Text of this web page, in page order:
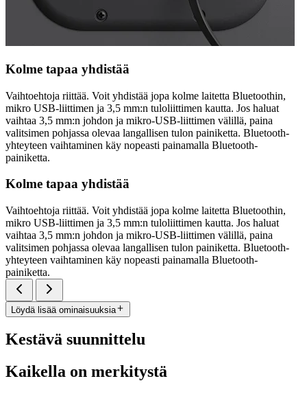
Kolme tapaa yhdistää
Vaihtoehtoja riittää. Voit yhdistää jopa kolme laitetta Bluetoothin,
mikro USB-liittimen ja 3,5 mm:n tuloliittimen kautta. Jos haluat
vaihtaa 3,5 mm:n johdon ja mikro-USB-liittimen välillä, paina
valitsimen pohjassa olevaa langallisen tulon painiketta. Bluetooth-
yhteyteen vaihtaminen käy nopeasti painamalla Bluetooth-
painiketta.
Kolme tapaa yhdistää
Vaihtoehtoja riittää. Voit yhdistää jopa kolme laitetta Bluetoothin,
mikro USB-liittimen ja 3,5 mm:n tuloliittimen kautta. Jos haluat
vaihtaa 3,5 mm:n johdon ja mikro-USB-liittimen välillä, paina
valitsimen pohjassa olevaa langallisen tulon painiketta. Bluetooth-
yhteyteen vaihtaminen käy nopeasti painamalla Bluetooth-
painiketta.
Löydä lisää ominaisuuksia
Kestävä suunnittelu
Kaikella on merkitystä